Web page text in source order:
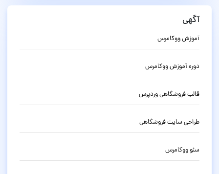
آگهی
آموزش ووکامرس
دوره آموزش ووکامرس
قالب فروشگاهی وردپرس
طراحی سایت فروشگاهی
سئو ووکامرس